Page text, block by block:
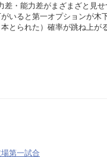
差・能力差がまざまざと見せ
いると第一オプションが
とられた）確率が跳ね上
第一試合